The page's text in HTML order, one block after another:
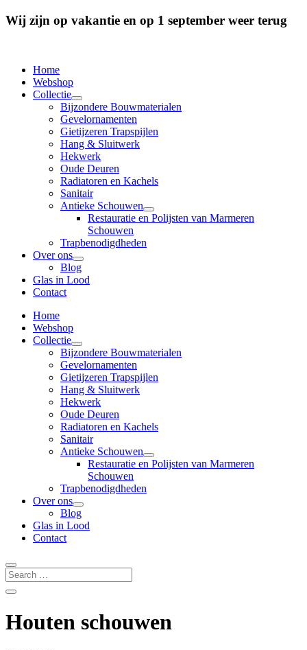
Wij zijn op vakantie en op 1 september weer terug
Home
Webshop
Collectie
Bijzondere Bouwmaterialen
Gevelornamenten
Gietijzeren Trapspijlen
Hang & Sluitwerk
Hekwerk
Oude Deuren
Radiatoren en Kachels
Sanitair
Antieke Schouwen
Restauratie en Polijsten van Marmeren
Schouwen
Trapbenodigdheden
Over ons
Blog
Glas in Lood
Contact
Home
Webshop
Collectie
Bijzondere Bouwmaterialen
Gevelornamenten
Gietijzeren Trapspijlen
Hang & Sluitwerk
Hekwerk
Oude Deuren
Radiatoren en Kachels
Sanitair
Antieke Schouwen
Restauratie en Polijsten van Marmeren
Schouwen
Trapbenodigdheden
Over ons
Blog
Glas in Lood
Contact
Houten schouwen